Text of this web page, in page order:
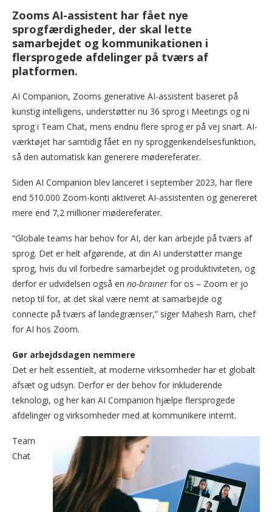
Zooms AI-assistent har fået nye
sprogfærdigheder, der skal lette
samarbejdet og kommunikationen i
flersprogede afdelinger på tværs af
platformen.
AI Companion, Zooms generative AI-assistent baseret på
kunstig intelligens, understøtter nu 36 sprog i Meetings og ni
sprog i Team Chat, mens endnu flere sprog er på vej snart. AI-
værktøjet har samtidig fået en ny sproggenkendelsesfunktion,
så den automatisk kan generere mødereferater.
Siden AI Companion blev lanceret i september 2023, har flere
end 510.000 Zoom-konti aktiveret AI-assistenten og genereret
mere end 7,2 millioner mødereferater.
“Globale teams har behov for AI, der kan arbejde på tværs af
sprog. Det er helt afgørende, at din AI understøtter mange
sprog, hvis du vil forbedre samarbejdet og produktiviteten, og
derfor er udvidelsen også en no-brainer for os – Zoom er jo
netop til for, at det skal være nemt at samarbejde og
connecte på tværs af landegrænser,” siger Mahesh Ram, chef
for AI hos Zoom.
Gør arbejdsdagen nemmere
Det er helt essentielt, at moderne virksomheder har et globalt
afsæt og udsyn. Derfor er der behov for inkluderende
teknologi, og her kan AI Companion hjælpe flersprogede
afdelinger og virksomheder med at kommunikere internt.
Team
Chat